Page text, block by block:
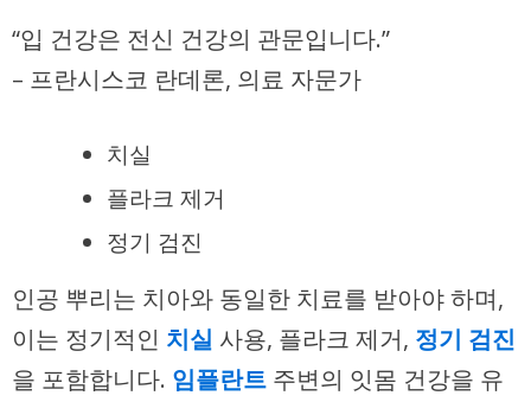
“입 건강은 전신 건강의 관문입니다.”
– 프란시스코 란데론, 의료 자문가
치실
플라크 제거
정기 검진
인공 뿌리는 치아와 동일한 치료를 받아야 하며,
이는 정기적인 치실 사용, 플라크 제거, 정기 검진
을 포함합니다. 임플란트 주변의 잇몸 건강을 유